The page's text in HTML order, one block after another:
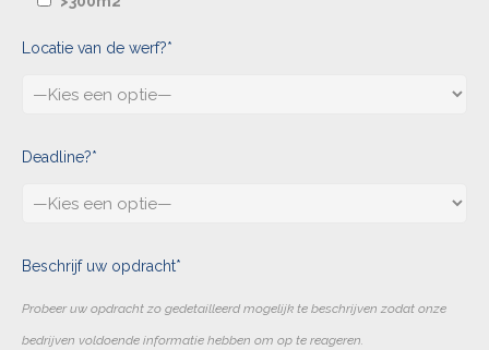
Locatie van de werf?*
Deadline?*
Beschrijf uw opdracht*
Probeer uw opdracht zo gedetailleerd mogelijk te beschrijven zodat onze
bedrijven voldoende informatie hebben om op te reageren.